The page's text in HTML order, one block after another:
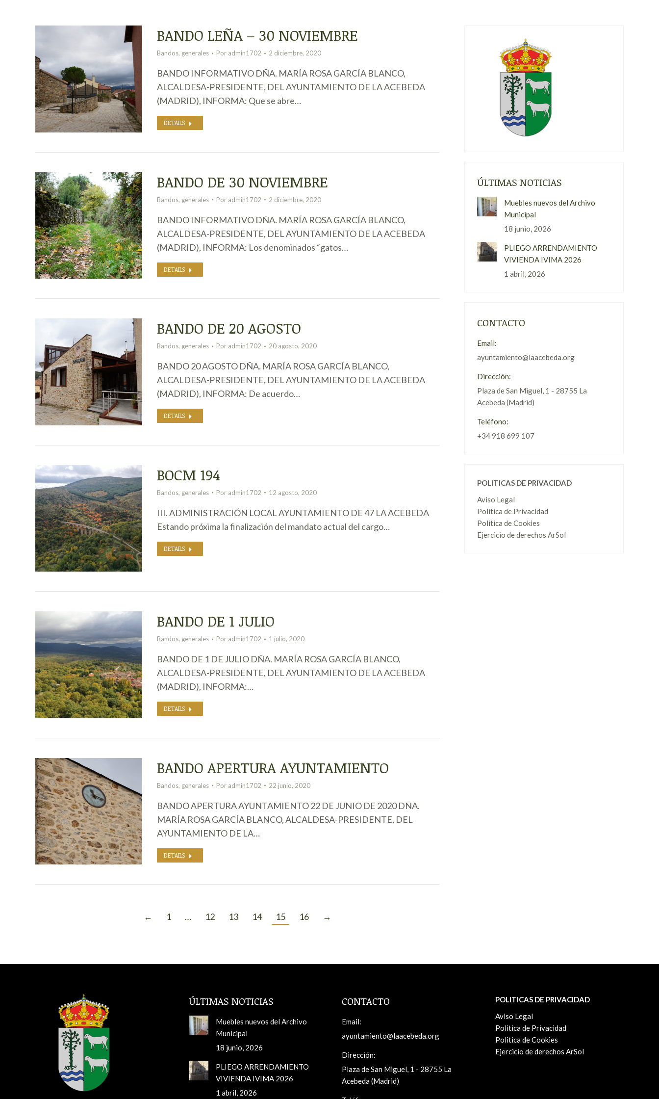
BANDO LEÑA – 30 NOVIEMBRE
Bandos, generales Por admin1702 2 diciembre, 2020
BANDO INFORMATIVO DÑA. MARÍA ROSA GARCÍA BLANCO,
ALCALDESA-PRESIDENTE, DEL AYUNTAMIENTO DE LA ACEBEDA
(MADRID), INFORMA: Que se abre…
DETAILS
BANDO DE 30 NOVIEMBRE
Bandos, generales Por admin1702 2 diciembre, 2020
BANDO INFORMATIVO DÑA. MARÍA ROSA GARCÍA BLANCO,
ALCALDESA-PRESIDENTE, DEL AYUNTAMIENTO DE LA ACEBEDA
(MADRID), INFORMA: Los denominados “gatos…
DETAILS
BANDO DE 20 AGOSTO
Bandos, generales Por admin1702 20 agosto, 2020
BANDO 20 AGOSTO DÑA. MARÍA ROSA GARCÍA BLANCO,
ALCALDESA-PRESIDENTE, DEL AYUNTAMIENTO DE LA ACEBEDA
(MADRID), INFORMA: De acuerdo…
DETAILS
BOCM 194
Bandos, generales Por admin1702 12 agosto, 2020
III. ADMINISTRACIÓN LOCAL AYUNTAMIENTO DE 47 LA ACEBEDA
Estando próxima la finalización del mandato actual del cargo…
DETAILS
BANDO DE 1 JULIO
Bandos, generales Por admin1702 1 julio, 2020
BANDO DE 1 DE JULIO DÑA. MARÍA ROSA GARCÍA BLANCO,
ALCALDESA-PRESIDENTE, DEL AYUNTAMIENTO DE LA ACEBEDA
(MADRID), INFORMA:…
DETAILS
BANDO APERTURA AYUNTAMIENTO
Bandos, generales Por admin1702 22 junio, 2020
BANDO APERTURA AYUNTAMIENTO 22 DE JUNIO DE 2020 DÑA.
MARÍA ROSA GARCÍA BLANCO, ALCALDESA-PRESIDENTE, DEL
AYUNTAMIENTO DE LA…
DETAILS
← 1 … 12 13 14 15 16 →
ÚLTIMAS NOTICIAS
Muebles nuevos del Archivo
Municipal
18 junio, 2026
PLIEGO ARRENDAMIENTO
VIVIENDA IVIMA 2026
1 abril, 2026
CONTACTO
Email:
ayuntamiento@laacebeda.org
Dirección:
Plaza de San Miguel, 1 - 28755 La
Acebeda (Madrid)
Teléfono:
+34 918 699 107
POLITICAS DE PRIVACIDAD
Aviso Legal
Politica de Privacidad
Politica de Cookies
Ejercicio de derechos ArSol
ÚLTIMAS NOTICIAS
Muebles nuevos del Archivo
Municipal
18 junio, 2026
PLIEGO ARRENDAMIENTO
VIVIENDA IVIMA 2026
1 abril, 2026
CONTACTO
Email:
ayuntamiento@laacebeda.org
Dirección:
Plaza de San Miguel, 1 - 28755 La
Acebeda (Madrid)
POLITICAS DE PRIVACIDAD
Aviso Legal
Politica de Privacidad
Politica de Cookies
Ejercicio de derechos ArSol